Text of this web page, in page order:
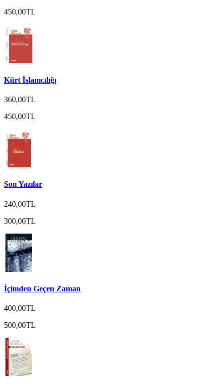
450,00TL
Kürt İslamcılığı
360,00TL
450,00TL
Son Yazılar
240,00TL
300,00TL
İçimden Geçen Zaman
400,00TL
500,00TL